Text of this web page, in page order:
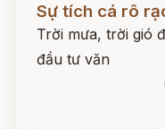
Sự tích cá rô
Trời mưa, trời gió
đầu tư văn